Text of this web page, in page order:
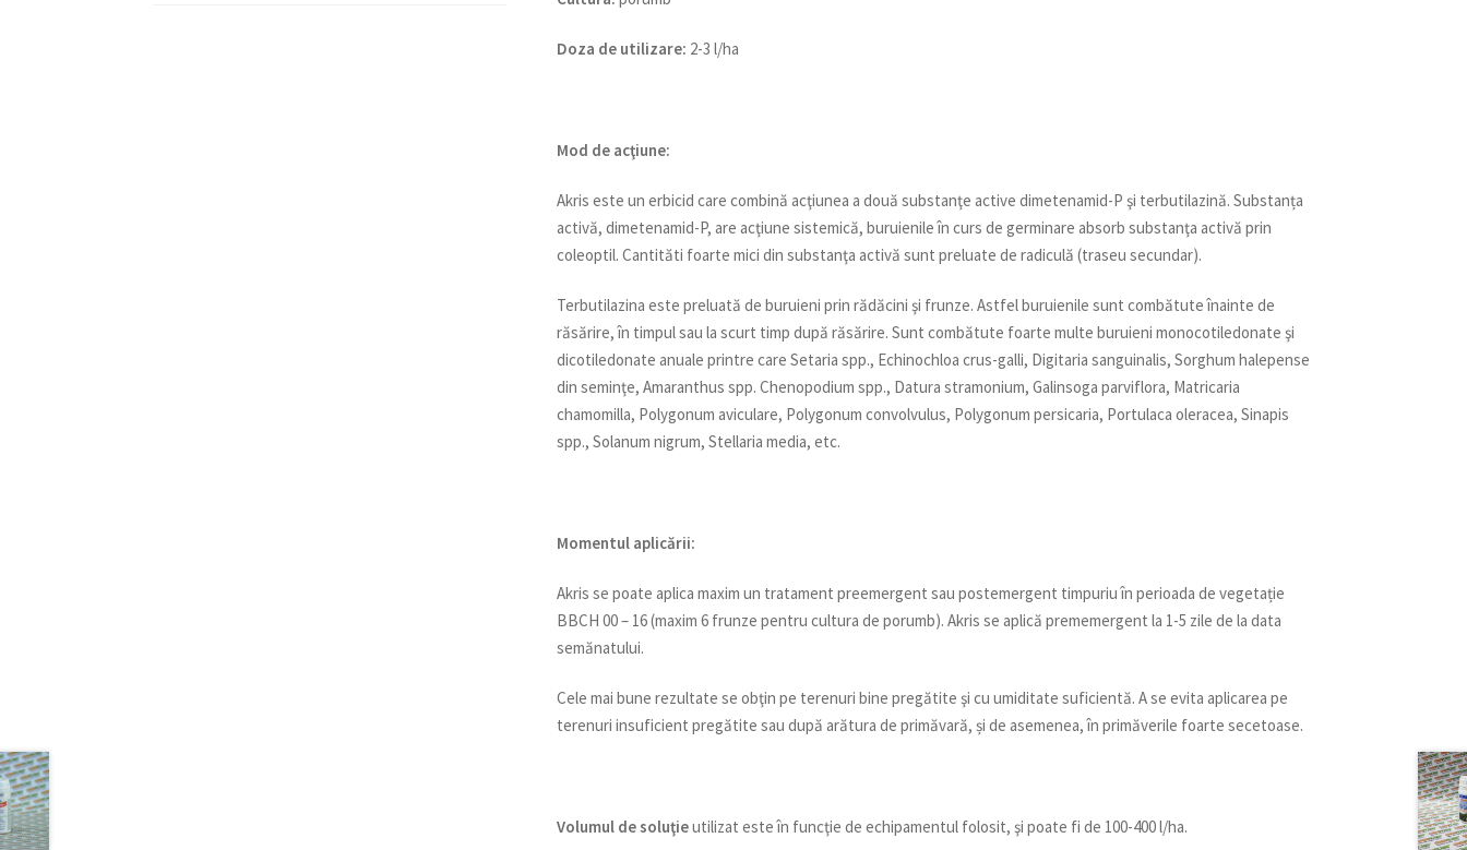
Doza de utilizare: 2-3 l/ha
Mod de acţiune:
Akris este un erbicid care combină acţiunea a două substanţe active dimetenamid-P şi terbutilazină. Substanța
activă, dimetenamid-P, are acţiune sistemică, buruienile în curs de germinare absorb substanţa activă prin
coleoptil. Cantităti foarte mici din substanţa activă sunt preluate de radiculă (traseu secundar).
Terbutilazina este preluată de buruieni prin rădăcini şi frunze. Astfel buruienile sunt combătute înainte de
răsărire, în timpul sau la scurt timp după răsărire. Sunt combătute foarte multe buruieni monocotiledonate şi
dicotiledonate anuale printre care Setaria spp., Echinochloa crus-galli, Digitaria sanguinalis, Sorghum halepense
din seminţe, Amaranthus spp. Chenopodium spp., Datura stramonium, Galinsoga parviflora, Matricaria
chamomilla, Polygonum aviculare, Polygonum convolvulus, Polygonum persicaria, Portulaca oleracea, Sinapis
spp., Solanum nigrum, Stellaria media, etc.
Momentul aplicării:
Akris se poate aplica maxim un tratament preemergent sau postemergent timpuriu în perioada de vegetație
BBCH 00 – 16 (maxim 6 frunze pentru cultura de porumb). Akris se aplică prememergent la 1-5 zile de la data
semănatului.
Cele mai bune rezultate se obţin pe terenuri bine pregătite şi cu umiditate suficientă. A se evita aplicarea pe
terenuri insuficient pregătite sau după arătura de primăvară, și de asemenea, în primăverile foarte secetoase.
Volumul de soluţieutilizat este în funcţie de echipamentul folosit, şi poate fi de 100-400 l/ha.